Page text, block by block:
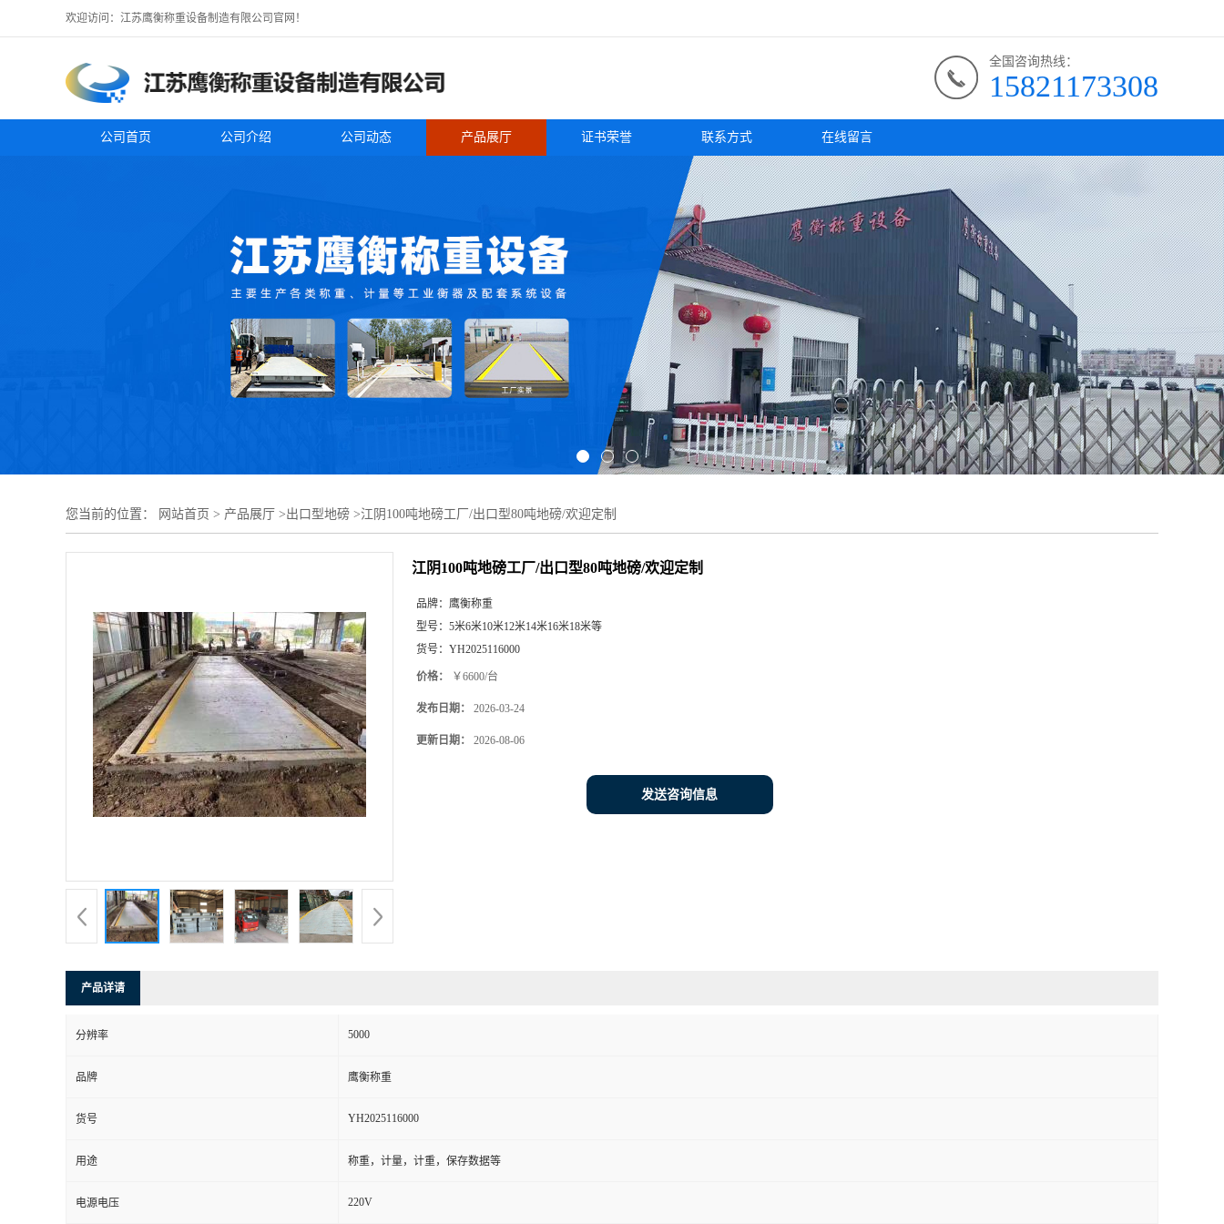
欢迎访问：江苏鹰衡称重设备制造有限公司官网！
全国咨询热线：
15821173308
公司首页 公司介绍 公司动态 产品展厅 证书荣誉 联系方式 在线留言
您当前的位置： 网站首页 > 产品展厅 >出口型地磅 >江阴100吨地磅工厂/出口型80吨地磅/欢迎定制
江阴100吨地磅工厂/出口型80吨地磅/欢迎定制
品牌： 鹰衡称重
型号： 5米6米10米12米14米16米18米等
货号： YH2025116000
价格： ￥6600/台
发布日期： 2026-03-24
更新日期： 2026-08-06
发送咨询信息
产品详请
分辨率 5000
品牌 鹰衡称重
货号 YH2025116000
用途 称重，计量，计重，保存数据等
电源电压 220V